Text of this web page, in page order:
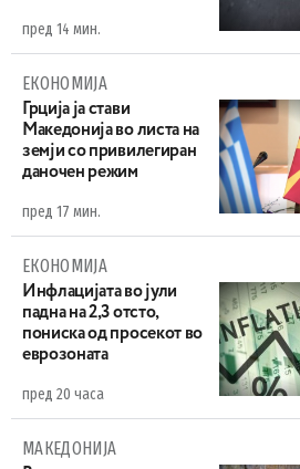
пред 14 мин.
ЕКОНОМИЈА
Грција ја стави
Македонија во листа на
земји со привилегиран
даночен режим
пред 17 мин.
ЕКОНОМИЈА
Инфлацијата во јули
падна на 2,3 отсто,
пониска од просекот во
еврозоната
пред 20 часа
МАКЕДОНИЈА